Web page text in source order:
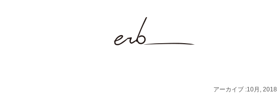
アーカイブ :10月, 2018